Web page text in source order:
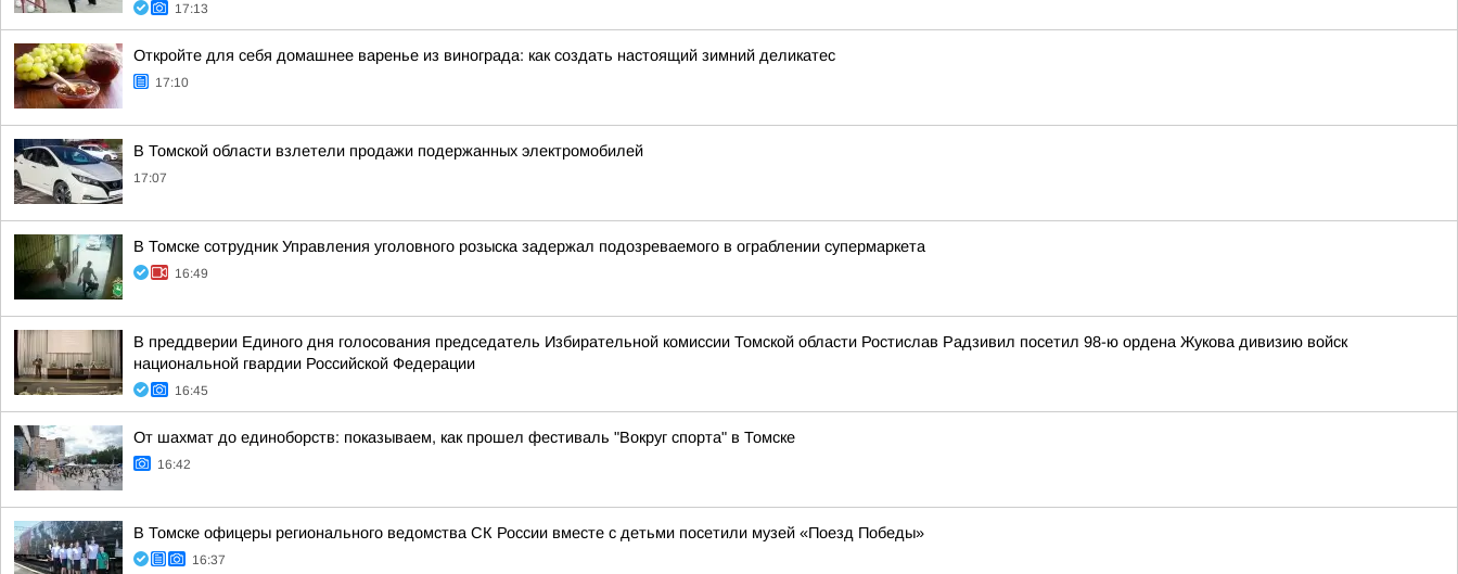
17:13
Откройте для себя домашнее варенье из винограда: как создать настоящий зимний деликатес
17:10
В Томской области взлетели продажи подержанных электромобилей
17:07
В Томске сотрудник Управления уголовного розыска задержал подозреваемого в ограблении супермаркета
16:49
В преддверии Единого дня голосования председатель Избирательной комиссии Томской области Ростислав Радзивил посетил 98-ю ордена Жукова дивизию войск
национальной гвардии Российской Федерации
16:45
От шахмат до единоборств: показываем, как прошел фестиваль "Вокруг спорта" в Томске
16:42
В Томске офицеры регионального ведомства СК России вместе с детьми посетили музей «Поезд Победы»
16:37